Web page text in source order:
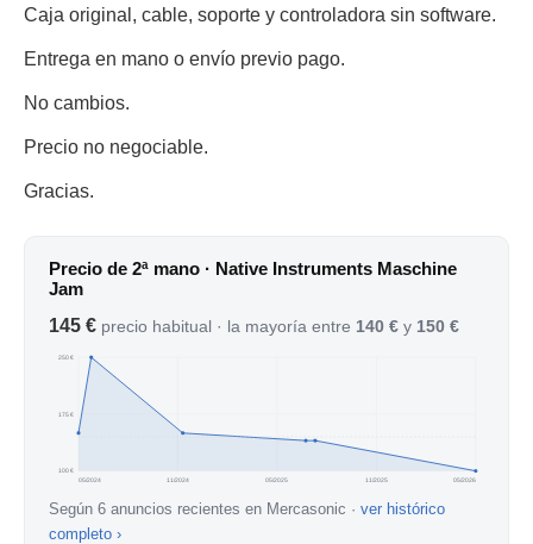
Caja original, cable, soporte y controladora sin software.
Entrega en mano o envío previo pago.
No cambios.
Precio no negociable.
Gracias.
Precio de 2ª mano · Native Instruments Maschine
Jam
145 € precio habitual · la mayoría entre 140 € y 150 €
100 €
175 €
250 €
05/2024 11/2024 05/2025 11/2025 05/2026
Según 6 anuncios recientes en Mercasonic · ver histórico
completo ›